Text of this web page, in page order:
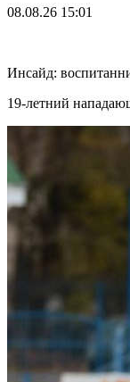
08.08.26 15:01
Инсайд:
19-летний